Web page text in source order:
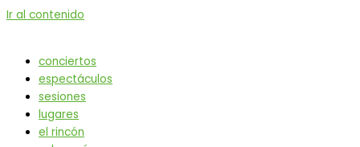
Ir al contenido
conciertos
espectáculos
sesiones
lugares
el rincón